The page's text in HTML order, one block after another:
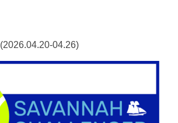
(2026.04.20-04.26)